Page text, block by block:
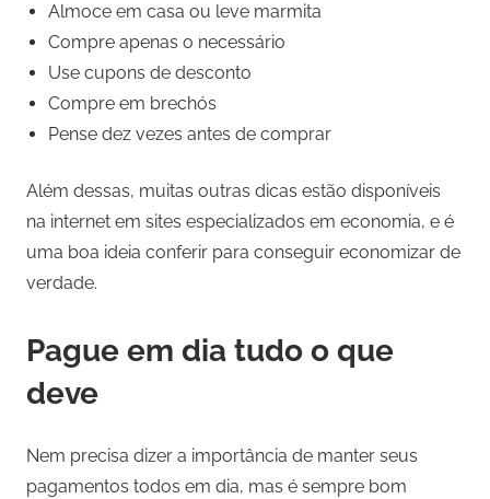
Almoce em casa ou leve marmita
Compre apenas o necessário
Use cupons de desconto
Compre em brechós
Pense dez vezes antes de comprar
Além dessas, muitas outras dicas estão disponíveis
na internet em sites especializados em economia, e é
uma boa ideia conferir para conseguir economizar de
verdade.
Pague em dia tudo o que
deve
Nem precisa dizer a importância de manter seus
pagamentos todos em dia, mas é sempre bom